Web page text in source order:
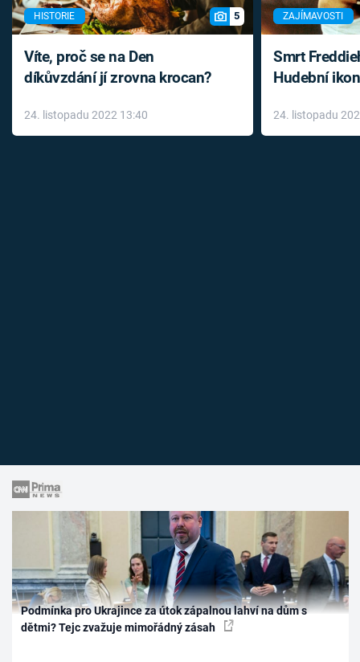
HISTORIE 5
Víte, proč se na Den
díkůvzdání jí zrovna krocan?
24. listopadu 2022 13:40
ZAJÍMAVOSTI
Smrt
Hudební
léky
24. listopadu
Podmínka pro Ukrajince za útok zápalnou lahví na dům s
dětmi? Tejc zvažuje mimořádný zásah